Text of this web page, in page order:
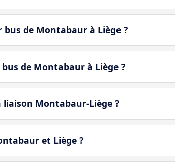
de Montabaur à Liège ?
de Montabaur à Liège ?
Montabaur-Liège ?
et Liège ?